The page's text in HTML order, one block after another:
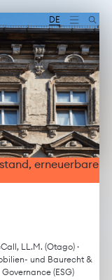
DE
erneuerbare
LL.M. (Otago) ·
und Baurecht&
(ESG)